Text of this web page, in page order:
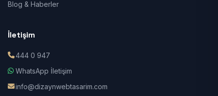
Blog & Haberler
İletişim
444 0 947
WhatsApp İletişim
info@dizaynwebtasarim.com